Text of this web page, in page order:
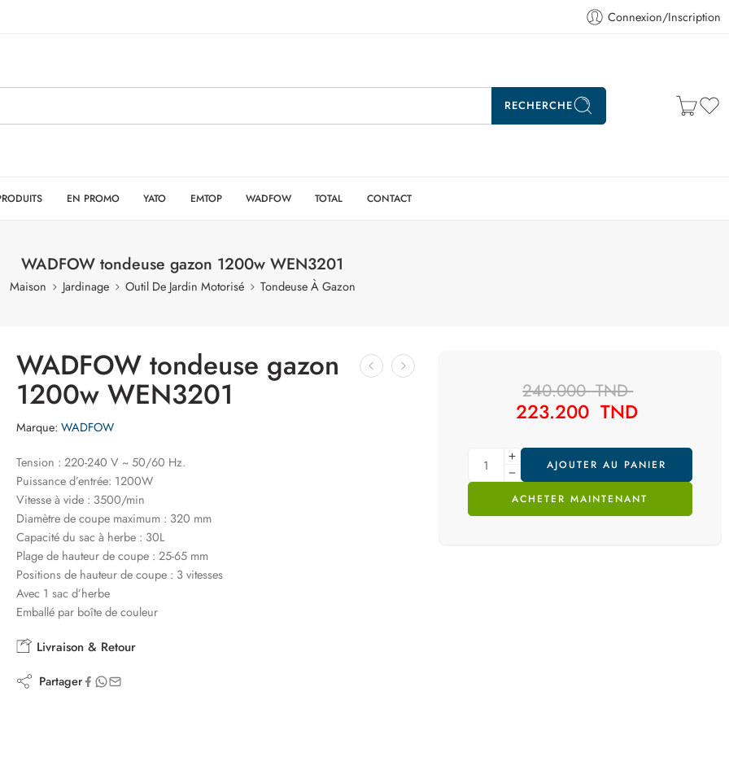
Connexion/Inscription
RECHERCHE
EN PROMO YATO EMTOP WADFOW TOTAL CONTACT
WADFOW tondeuse gazon 1200w WEN3201
Maison Jardinage Outil De Jardin Motorisé Tondeuse À Gazon
WADFOW tondeuse gazon
1200w WEN3201
Marque: WADFOW
Tension : 220-240 V ~ 50/60 Hz.
Puissance d’entrée: 1200W
Vitesse à vide : 3500/min
Diamètre de coupe maximum : 320 mm
Capacité du sac à herbe : 30L
Plage de hauteur de coupe : 25-65 mm
Positions de hauteur de coupe : 3 vitesses
Avec 1 sac d’herbe
Emballé par boîte de couleur
Livraison & Retour
Partager
240.000TND
223.200 TND
AJOUTER AU PANIER
ACHETER MAINTENANT